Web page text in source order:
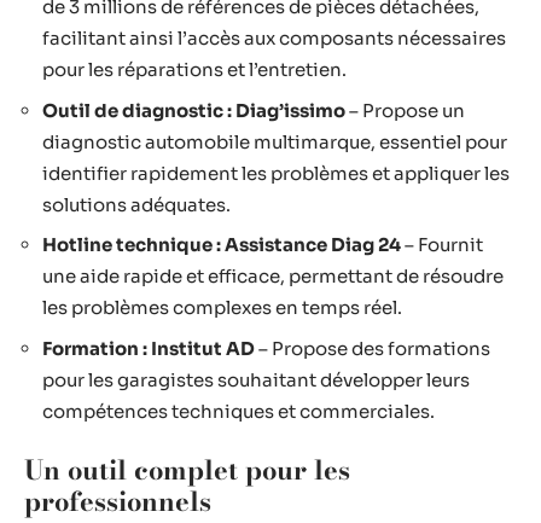
de 3 millions de références de pièces détachées,
facilitant ainsi l’accès aux composants nécessaires
pour les réparations et l’entretien.
Outil de diagnostic : Diag’issimo– Propose un
diagnostic automobile multimarque, essentiel pour
identifier rapidement les problèmes et appliquer les
solutions adéquates.
Hotline technique : Assistance Diag 24– Fournit
une aide rapide et efficace, permettant de résoudre
les problèmes complexes en temps réel.
Formation : Institut AD– Propose des formations
pour les garagistes souhaitant développer leurs
compétences techniques et commerciales.
Un outil complet pour les
professionnels